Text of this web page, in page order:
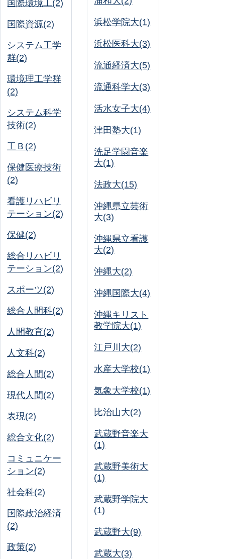
国際環境工(2)
国際資源(2)
システム工学
群(2)
環境理工学群
(2)
システム科学
技術(2)
工Ｂ(2)
保健医療技術
(2)
看護リハビリ
テーション(2)
保健(2)
総合リハビリ
テーション(2)
スポーツ(2)
総合人間科(2)
人間教育(2)
人文科(2)
総合人間(2)
現代人間(2)
表現(2)
総合文化(2)
コミュニケー
ション(2)
社会科(2)
国際政治経済
(2)
政策(2)
浜松学院大(1)
浜松医科大(3)
流通経済大(5)
流通科学大(3)
活水女子大(4)
津田塾大(1)
洗足学園音楽
大(1)
法政大(15)
沖縄県立芸術
大(3)
沖縄県立看護
大(2)
沖縄大(2)
沖縄国際大(4)
沖縄キリスト
教学院大(1)
江戸川大(2)
水産大学校(1)
気象大学校(1)
比治山大(2)
武蔵野音楽大
(1)
武蔵野美術大
(1)
武蔵野学院大
(1)
武蔵野大(9)
武蔵大(3)